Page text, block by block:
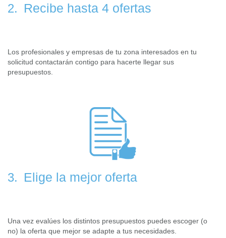
2. Recibe hasta 4 ofertas
Los profesionales y empresas de tu zona interesados en tu
solicitud contactarán contigo para hacerte llegar sus
presupuestos.
3. Elige la mejor oferta
Una vez evalúes los distintos presupuestos puedes escoger (o
no) la oferta que mejor se adapte a tus necesidades.